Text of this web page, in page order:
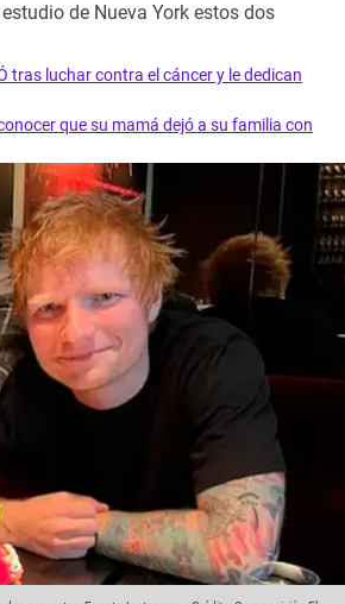
de Nueva York estos dos
tras luchar contra el cáncer y le dedican
que su mamá dejó a su familia con